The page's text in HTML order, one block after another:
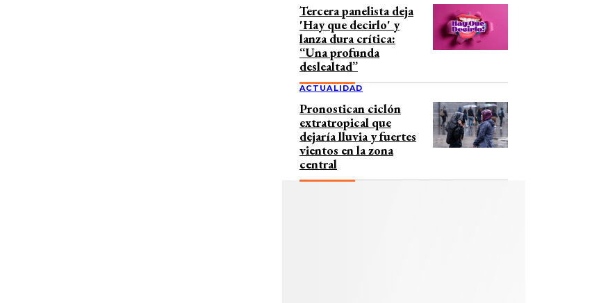
Tercera panelista deja
'Hay que decirlo' y
lanza dura crítica:
“Una profunda
deslealtad”
ACTUALIDAD
Pronostican ciclón
extratropical que
dejaría lluvia y fuertes
vientos en la zona
central